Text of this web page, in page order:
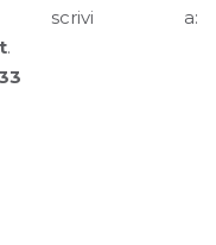
scrivi a:
.